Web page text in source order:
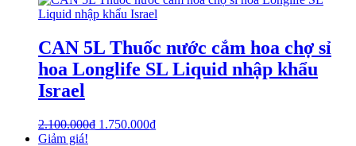
CAN 5L Thuốc nước cắm hoa chợ sỉ
hoa Longlife SL Liquid nhập khẩu
Israel
2.100.000₫ 1.750.000₫
Giảm giá!